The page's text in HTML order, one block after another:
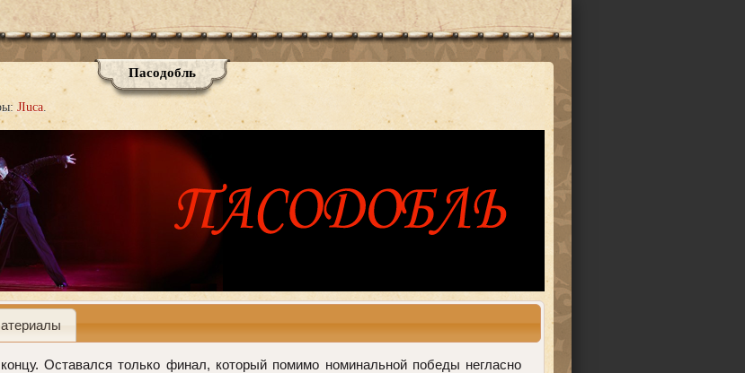
Пасодобль
JIuca
Оставался только финал, который помимо номинальной победы негласно